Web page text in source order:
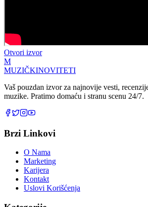
Otvori izvor
M
MUZIČKINOVITETI
Vaš pouzdan izvor za najnovije vesti,
muzike. Pratimo domaću i stranu scenu 24/7.
Brzi Linkovi
O Nama
Marketing
Karijera
Kontakt
Uslovi Korišćenja